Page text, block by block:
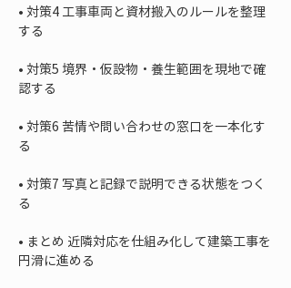
• 対策4 工事車両と資材搬入のルールを整理
• 対策5 境界・仮設物・養生範囲を現地で確
• 対策6 苦情や問い合わせの窓口を一本化す
• 対策7 写真と記録で説明できる状態をつく
• まとめ 近隣対応を仕組み化して建築工事を
円滑に進める